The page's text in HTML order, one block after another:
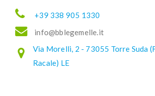
+39 338 905 1330
ti.el
lemeg
elbb@
ofni
Via Morelli, 2 - 73055 Torre Suda
Racale) LE